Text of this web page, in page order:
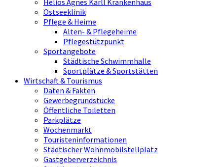
Ostseeklinik
Pflege & Heime
Alten- & Pflegeheime
Pflegestützpunkt
Sportangebote
Städtische Schwimmhalle
Sportplätze & Sportstätten
Wirtschaft & Tourismus
Daten & Fakten
Gewerbegrundstücke
Öffentliche Toiletten
Parkplätze
Wochenmarkt
Touristeninformationen
Städtischer Wohnmobilstellplatz
Gastgeberverzeichnis